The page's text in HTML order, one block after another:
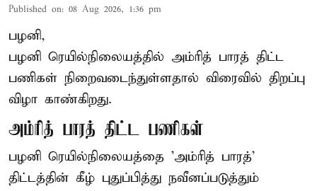
Published on: 08 Aug 2026, 1:36 pm
பழனி,
பழனி ரெயில்நிலையத்தில் அம்ரித் பாரத் திட்ட
பணிகள் நிறைவடைந்துள்ளதால் விரைவில் திறப்பு
விழா காண்கிறது.
அம்ரித் பாரத் திட்ட பணிகள்
பழனி ரெயில்நிலையத்தை 'அம்ரித் பாரத்'
திட்டத்தின் கீழ் புதுப்பித்து நவீனப்படுத்தும்